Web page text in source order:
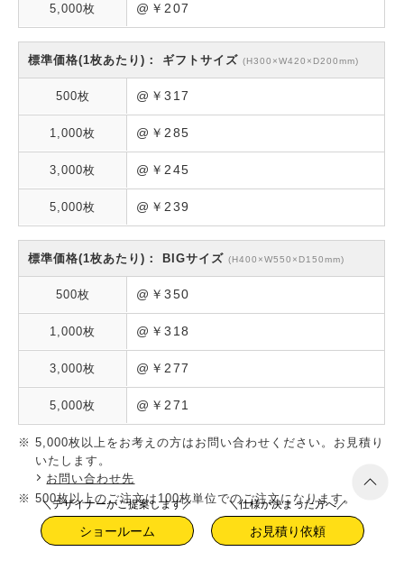
@￥207
ギフトサイズ(H300×W420×D200mm)
@￥317
@￥285
@￥245
@￥239
BIGサイズ(H400×W550×D150mm)
@￥350
@￥318
@￥277
@￥271
※ 5,000枚以上をお考えの方はお問い合わせください。お見積り
いたします。
お問い合わせ先
※ 500枚以上のご注文は100枚単位でのご注文になります。
上記サイズ以外も作成可能です。
＼デザイナーがご提案します／
ショールーム
＼仕様が決まった方へ／
お見積り依頼